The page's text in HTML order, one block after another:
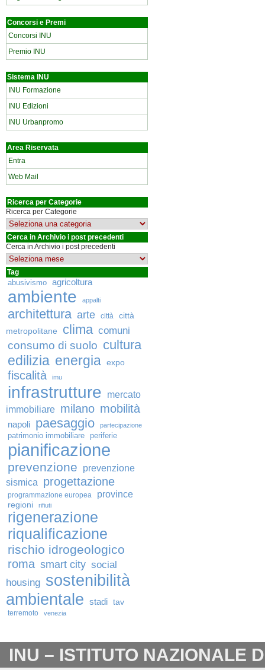
Concorsi e Premi
Concorsi INU
Premio INU
Sistema INU
INU Formazione
INU Edizioni
INU Urbanpromo
Area Riservata
Entra
Web Mail
Ricerca per Categorie
Ricerca per Categorie
Cerca in Archivio i post precedenti
Cerca in Archivio i post precedenti
Tag
abusivismo agricoltura
ambiente appalti
architettura arte città
città
metropolitane
clima comuni
consumo di suolo cultura
edilizia energia expo
fiscalità imu
infrastrutture
mercato
immobiliare milano mobilità
napoli paesaggio partecipazione
patrimonio immobiliare periferie
pianificazione
prevenzione
prevenzione
sismica
progettazione
programmazione europea province
regioni rifiuti
rigenerazione
riqualificazione
rischio idrogeologico
roma smart city social
housing sostenibilità
ambientale stadi tav
terremoto venezia
INU – ISTITUTO NAZIONALE